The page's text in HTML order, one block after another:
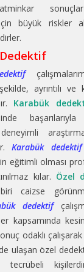
büyük riskler
ayrıntılı ve
Karabük
başarılarıyla
Karabük dedektif
eğitimli olması
kılar. Özel
caizse
dedektif
kapsamında
odaklı
ulaşan özel
tecrübeli